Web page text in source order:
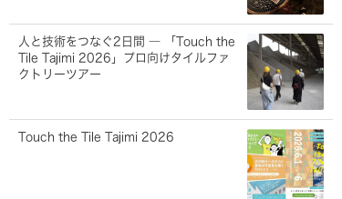
人と技術をつなぐ2日間 ― 「Touch the
Tile Tajimi 2026」プロ向けタイルファ
クトリーツアー
Touch the Tile Tajimi 2026